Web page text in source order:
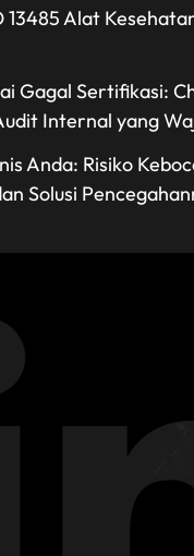
13485 Alat
Gagal Sertifikasi:
Internal yang
Anda: Risiko
Solusi